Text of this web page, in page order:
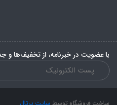
با عضویت در خبرنامه، از تخفیف‌ها و